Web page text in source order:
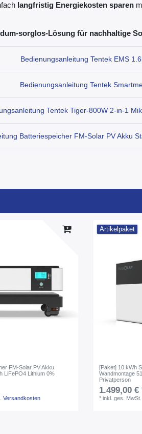
langfristig Energiekosten sparen
sorglos-Lösung für nachhaltige
Bedienungsanleitung Tentek EMS
Bedienungsanleitung Tentek
Tentek Tiger-800W 2-in-1
Batteriespeicher FM-Solar PV Akku
FM-Solar PV Akku
LiFePO4 Lithium 0%
Versandkosten
Artikelpaket
[Paket] 10 kWh
Wandmontage
Privatperson
1.499,00 €
*inkl. ges. MwSt.